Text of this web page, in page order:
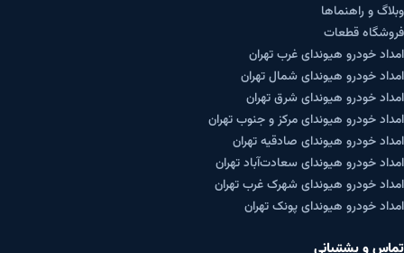
وبلاگ و راهنماها
فروشگاه قطعات
امداد خودرو هیوندای غرب تهران
امداد خودرو هیوندای شمال تهران
امداد خودرو هیوندای شرق تهران
امداد خودرو هیوندای مرکز و جنوب تهران
امداد خودرو هیوندای صادقیه تهران
امداد خودرو هیوندای سعادت‌آباد تهران
امداد خودرو هیوندای شهرک غرب تهران
امداد خودرو هیوندای پونک تهران
تماس و پشتیبانی